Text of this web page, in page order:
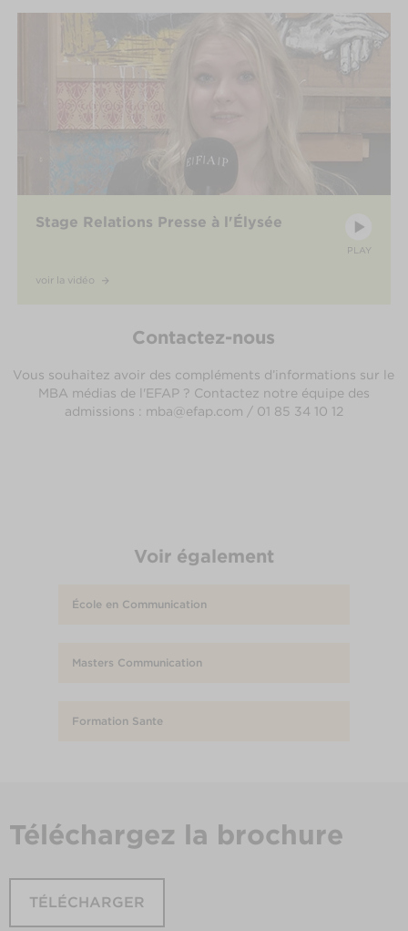
PLAY
Stage Relations Presse à l'Élysée
voir la vidéo
Contactez-nous
Vous souhaitez avoir des compléments d’informations sur le
MBA médias de l'EFAP ? Contactez notre équipe des
admissions : mba@efap.com / 01 85 34 10 12
Voir également
École en Communication
Masters Communication
Formation Sante
Téléchargez la brochure
TÉLÉCHARGER